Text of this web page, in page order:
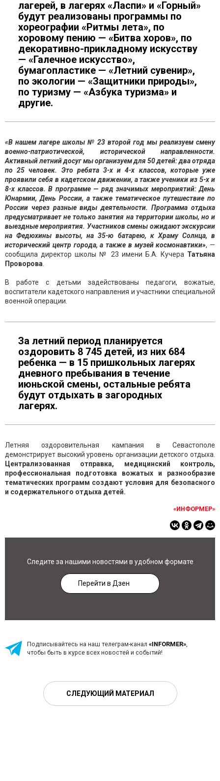
лагерей, в лагерях «Ласпи» и «Горный»
будут реализованы программы по
хореографии «Ритмы лета», по
хоровому пению — «Битва хоров», по
декоративно-прикладному искусству
— «Галечное искусство»,
бумагопластике — «Летний сувенир»,
по экологии — «Защитники природы»,
по туризму — «Азбука туризма» и
другие.
«В нашем лагере школы № 23 второй год мы реализуем смену
военно-патриотической, исторической направленности.
Активный летний досуг мы организуем для 50 детей: два отряда
по 25 человек. Это ребята 3-х и 4-х классов, которые уже
проявили себя в кадетском движении, а также ученики из 5-х и
8-х классов. В программе — ряд значимых мероприятий: День
Юнармии, День России, а также тематическое путешествие по
России через разные виды деятельности. Программа отдыха
предусматривает не только занятия на территории школы, но и
выездные мероприятия. Участников смены ожидают экскурсии
на Федюхины высоты, на 35-ю батарею, к Храму Солнца, в
исторический центр города, а также в музей космонавтики», —
сообщила директор школы № 23 имени Б.А. Кучера Татьяна
Проворова
В работе с детьми задействованы педагоги, вожатые,
воспитатели кадетского направления и участники специальной
военной операции.
За летний период планируется
оздоровить 8 745 детей, из них 684
ребенка — в 15 пришкольных лагерях
дневного пребывания в течение
июньской смены, остальные ребята
будут отдыхать в загородных
лагерях.
Летняя оздоровительная кампания в Севастополе
демонстрирует высокий уровень организации детского отдыха.
Централизованная отправка, медицинский контроль,
профессиональная подготовка вожатых и разнообразие
тематических программ создают условия для безопасного
и содержательного отдыха детей.
«ИНФОРМЕР»
Следите за нашими новостями в удобном формате
Перейти в Дзен
Подписывайтесь на наш телеграм-канал «INFORMER»,
чтобы быть в курсе всех новостей и событий!
СЛЕДУЮЩИЙ МАТЕРИАЛ